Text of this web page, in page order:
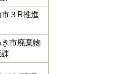
３R推進
き市廃棄物